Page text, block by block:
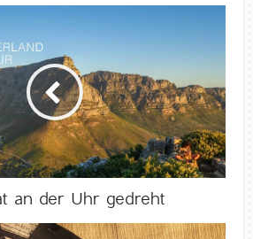
an der Uhr gedreht